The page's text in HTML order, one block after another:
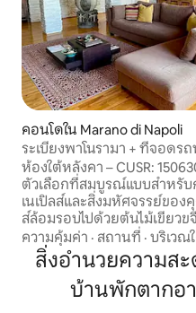
คอนโดใน Marano di Napoli
ระเบียงพาโนรามา + ที่จอดร
หลังคา
ห้องใต้หลังคา – CUSR:
ตัวเลือกที่สมบูรณ์แบบสำหรับ
เนเปิลส์และสิ่งมหัศจรรย์ของคุณ! เพนท์
ส์ล้อมรอบไปด้วยต้นไม้เขียวข
อำนวยความสะดวกครบครันเ
การเข้าพักที่น่าจดจำ ทำไมต้องเลือกห้องใต้
หลังคา? ✔ พาโนรามาเทอร์เรซ พื้นที่✔
กว้างขวางและสภาพแวดล้อ
เงียบสงบ✔สูงสุดเมื่อสัมผัสกั
ความคุ้มค่า · สถานที่ · บริเวณ
สิ่งอำนวยความส
บ้านพักตากอ